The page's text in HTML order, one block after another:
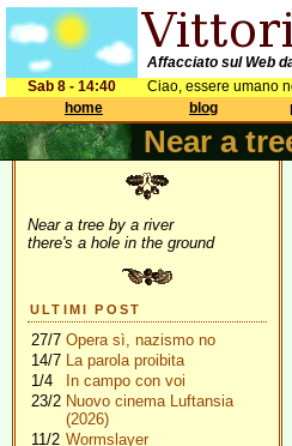
Affacciato sul Web
Sab 8 - 14:40
Ciao, essere umano
home
blog
Near a
Near a tree by a river
there's a hole in the ground
ULTIMI POST
27/7 Opera sì, nazismo no
14/7 La parola proibita
1/4
In campo con voi
23/2 Nuovo cinema Luftansia
(2026)
11/2 Wormslayer